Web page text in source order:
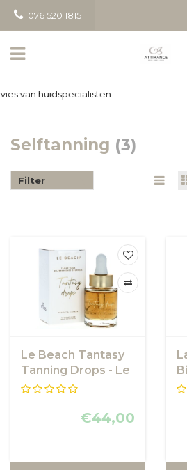
076 520 1815
Gratis bezorging
Selftanning (3)
Filter
Le Beach Tantasy
Tanning Drops - Le
Beach
€44,00